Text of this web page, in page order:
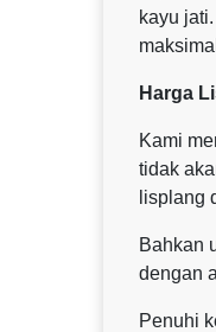
kayu
Harga
Kami
tidak
lisplang
Bahkan
dengan
Penuhi